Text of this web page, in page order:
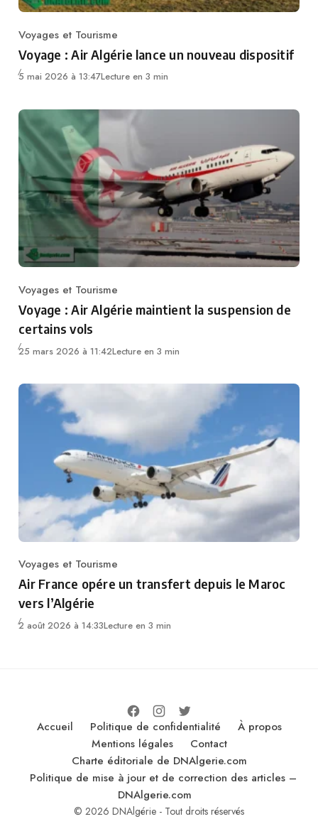
Category
Voyages et Tourisme
Voyage : Air Algérie lance un nouveau dispositif
5 mai 2026 à 13:47Lecture en 3 min
Category
Voyages et Tourisme
Voyage : Air Algérie maintient la suspension de
certains vols
25 mars 2026 à 11:42Lecture en 3 min
Category
Voyages et Tourisme
Air France opére un transfert depuis le Maroc
vers l’Algérie
2 août 2026 à 14:33Lecture en 3 min
Accueil Politique de confidentialité
À propos
Mentions légales
Contact
Charte éditoriale de DNAlgerie.com
Politique de mise à jour et de correction des articles –
DNAlgerie.com
© 2026 DNAlgérie - Tout droits réservés